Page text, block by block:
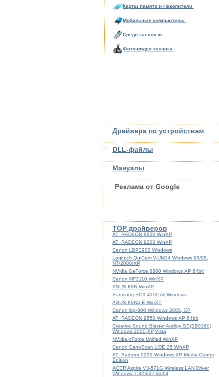
Карты памяти и Накопители
Мобильные компьютеры
Средства связи
Фото-видео техника
Драйвера по устройствам
DLL-файлы
Мануалы
Реклама от Google
TOP драйверов
ATI RADEON 9600 WinXP
ATI RADEON 9200 WinXP
Canon LBP2900 Windows
Logitech QuiCam V-UM14 Windows 95/98,
NT/2000/XP
NVidia GeForce 8800 Windows XP 64bit
Canon MF3110 WinXP
ASUS K8N WinXP
Samsung SCX-4100 All Windows
ASUS K8N4-E WinXP
Canon lbp-800 Windows 2000, XP
ATI RADEON 9550 Windows XP 64bit
Creative Sound Blaster Audigy SE(SB0160)
Windows 2000,XP,Vista
NVidia nForce Unified WinXP
Canon CanoScan LiDE 25 WinXP
ATI Radeon 9250 Windows XP Media Center
Edition
ACER Aspire V3-571G Wireless LAN Driver
Windows 7 32-bit / 64-bit